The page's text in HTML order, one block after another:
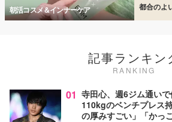
朝活コスメ＆インナーケア 都合のよ
記事ランキン
RANKING
01 寺田心、週6ジム通い
110kgのベンチプレス
の厚みすごい」「かっ